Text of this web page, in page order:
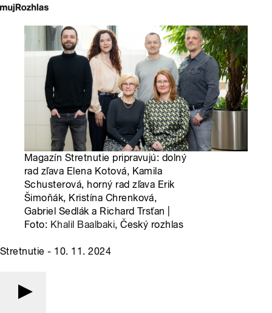
Magazín Stretnutie pripravujú: dolný
rad zľava Elena Kotová, Kamila
Schusterová, horný rad zľava Erik
Šimoňák, Kristína Chrenková,
Gabriel Sedlák a Richard Trsťan |
Foto: Khalil Baalbaki, Český rozhlas
Stretnutie - 10. 11. 2024